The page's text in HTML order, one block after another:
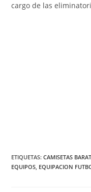
cargo de las
ETIQUETAS:CAMISETAS
EQUIPOS, EQUIPACION